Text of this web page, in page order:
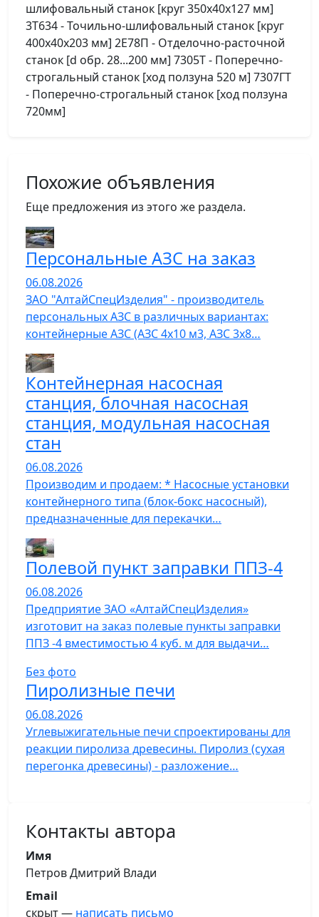
шлифовальный станок [круг 350х40х127 мм]
3Т634 - Точильно-шлифовальный станок [круг
400х40х203 мм] 2Е78П - Отделочно-расточной
станок [d обр. 28...200 мм] 7305Т - Поперечно-
строгальный станок [ход ползуна 520 м] 7307ГТ
- Поперечно-строгальный станок [ход ползуна
720мм]
Похожие объявления
Еще предложения из этого же раздела.
Персональные АЗС на заказ
06.08.2026
ЗАО "АлтайСпецИзделия" - производитель
персональных АЗС в различных вариантах:
контейнерные АЗС (АЗС 4х10 м3, АЗС 3х8…
Контейнерная насосная
станция, блочная насосная
станция, модульная насосная
стан
06.08.2026
Производим и продаем: * Насосные установки
контейнерного типа (блок-бокс насосный),
предназначенные для перекачки…
Полевой пункт заправки ППЗ-4
06.08.2026
Предприятие ЗАО «АлтайСпецИзделия»
изготовит на заказ полевые пункты заправки
ППЗ -4 вместимостью 4 куб. м для выдачи…
Без фото
Пиролизные печи
06.08.2026
Углевыжигательные печи спроектированы для
реакции пиролиза древесины. Пиролиз (сухая
перегонка древесины) - разложение…
Контакты автора
Имя
Петров Дмитрий Влади
Email
скрыт — написать письмо